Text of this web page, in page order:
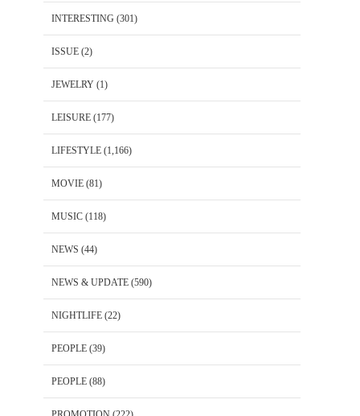
INTERESTING (301)
ISSUE (2)
JEWELRY (1)
LEISURE (177)
LIFESTYLE (1,166)
MOVIE (81)
MUSIC (118)
NEWS (44)
NEWS & UPDATE (590)
NIGHTLIFE (22)
PEOPLE (39)
PEOPLE (88)